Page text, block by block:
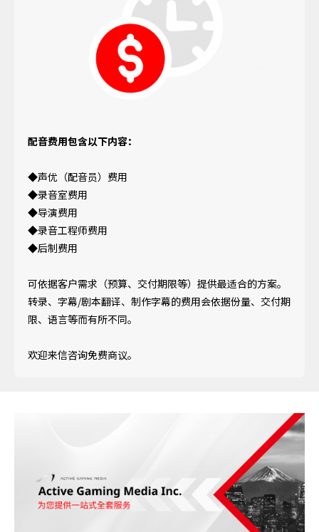
配音费用包含以下内容：
◆声优（配音员）费用
◆录音室费用
◆导演费用
◆录音工程师费用
◆后制费用
可依据客户需求（预算、交付期限等）提供最适合的方案。
转录、字幕/剧本翻译、制作字幕的费用会依据份量、交付期
限、语言等而有所不同。
欢迎来信咨询免费商议。